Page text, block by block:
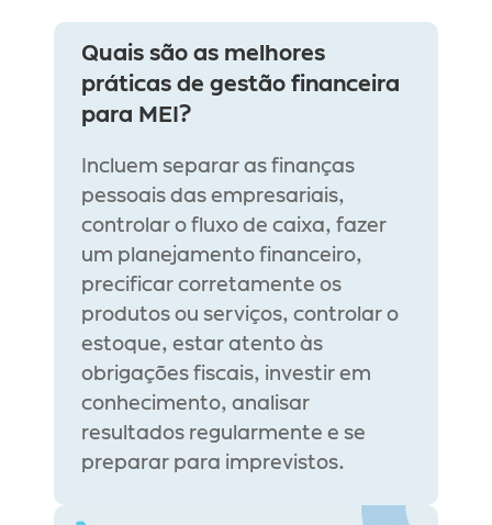
Quais são as melhores
práticas de gestão financeira
para MEI?
Incluem separar as finanças
pessoais das empresariais,
controlar o fluxo de caixa, fazer
um planejamento financeiro,
precificar corretamente os
produtos ou serviços, controlar o
estoque, estar atento às
obrigações fiscais, investir em
conhecimento, analisar
resultados regularmente e se
preparar para imprevistos.